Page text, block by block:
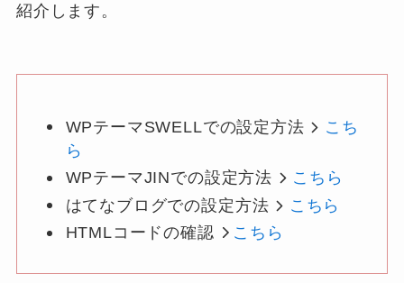
紹介します。
WPテーマSWELLでの設定方法
こち
ら
WPテーマJINでの設定方法
こちら
はてなブログでの設定方法
こちら
HTMLコードの確認
こちら